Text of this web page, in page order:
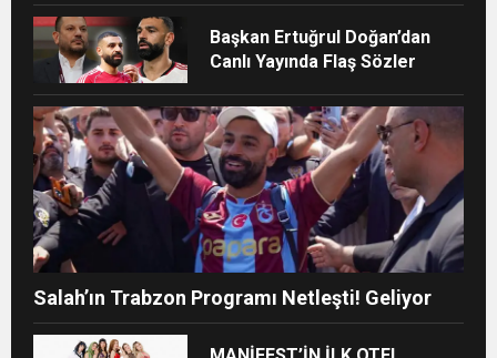
Başkan Ertuğrul Doğan’dan
Canlı Yayında Flaş Sözler
Salah’ın Trabzon Programı Netleşti! Geliyor